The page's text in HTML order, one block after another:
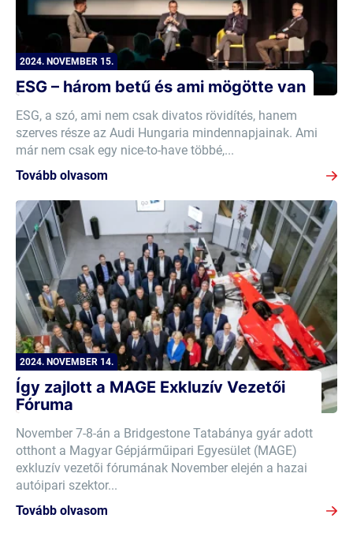
2024. NOVEMBER 15.
ESG – három betű és ami mögötte van
ESG, a szó, ami nem csak divatos rövidítés, hanem
szerves része az Audi Hungaria mindennapjainak. Ami
már nem csak egy nice-to-have többé,...
Tovább olvasom
2024. NOVEMBER 14.
Így zajlott a MAGE Exkluzív Vezetői
Fóruma
November 7-8-án a Bridgestone Tatabánya gyár adott
otthont a Magyar Gépjárműipari Egyesület (MAGE)
exkluzív vezetői fórumának November elején a hazai
autóipari szektor...
Tovább olvasom